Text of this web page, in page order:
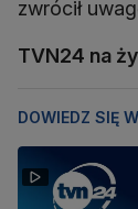
zwrócił
TVN24 na
DOWIEDZ SIĘ